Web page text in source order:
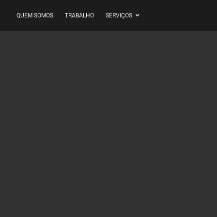
QUEM SOMOS TRABALHO SERVIÇOS